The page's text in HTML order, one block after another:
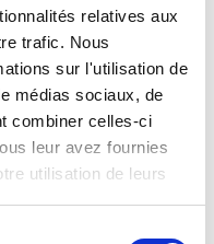
relatives aux
trafic. Nous
sur l'utilisation de
médias sociaux, de
combiner celles-ci
leur avez fournies
utilisation de leurs